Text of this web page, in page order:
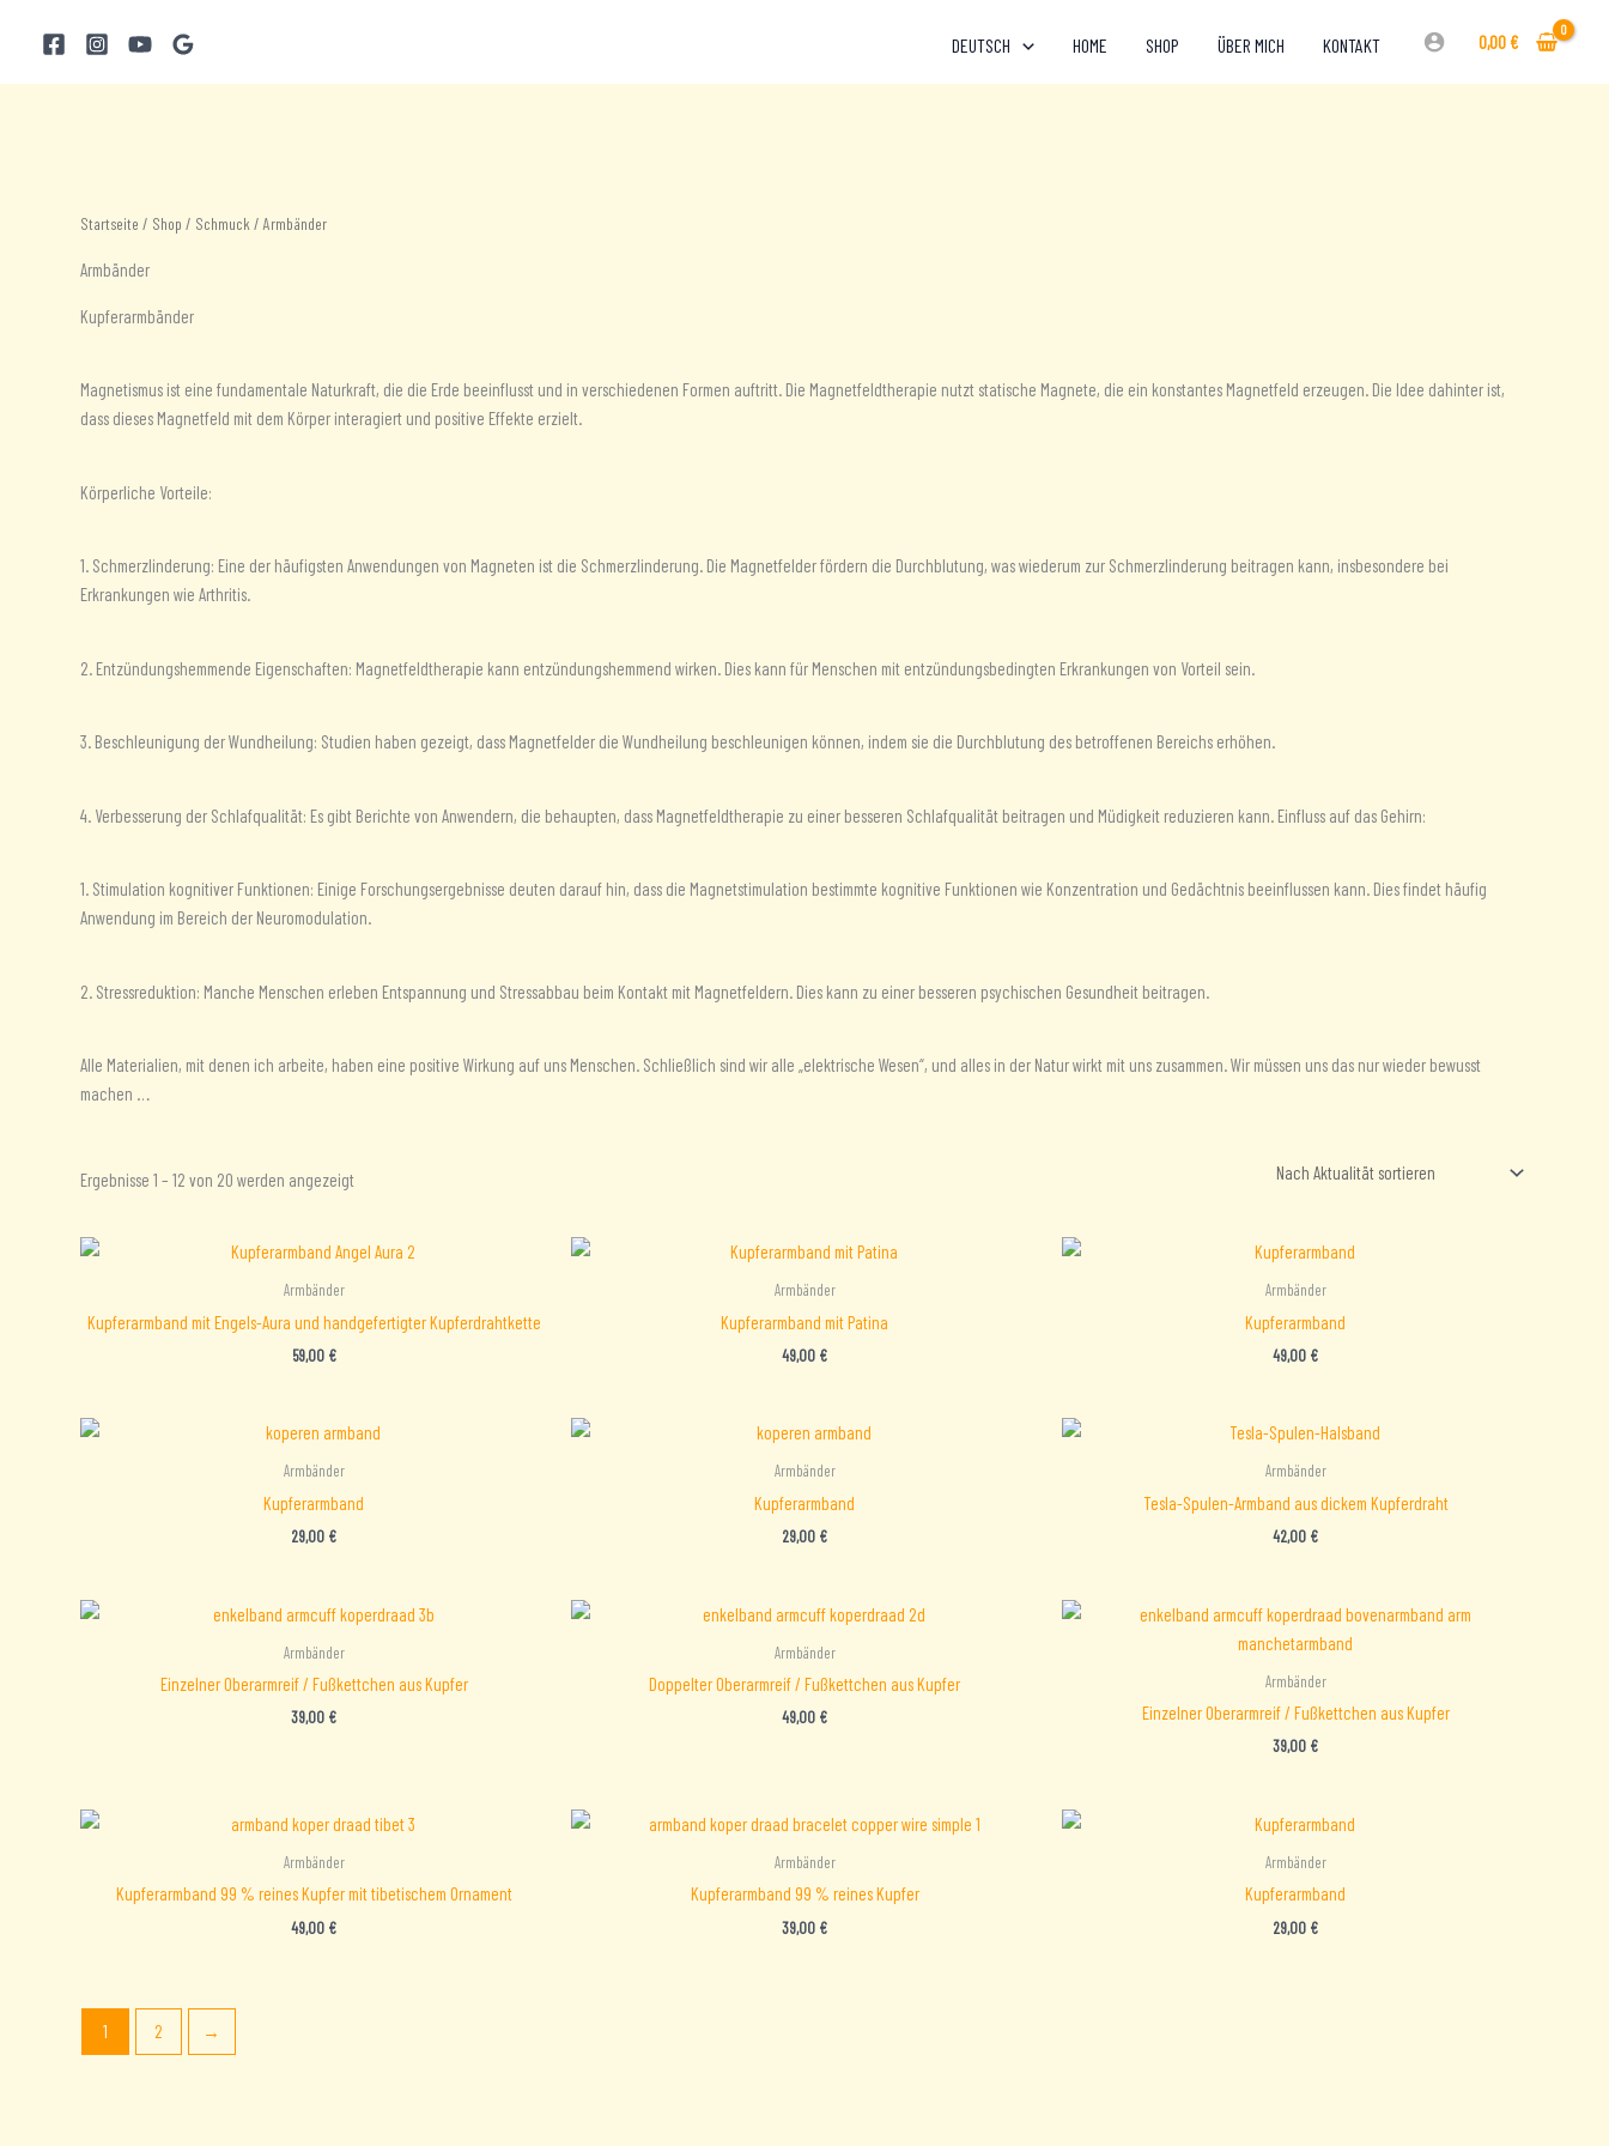
DEUTSCH HOME SHOP ÜBER MICH KONTAKT 0,00 €
Startseite / Shop / Schmuck / Armbänder
Armbänder
Kupferarmbänder
Magnetismus ist eine fundamentale Naturkraft, die die Erde beeinflusst und in verschiedenen Formen auftritt. Die Magnetfeldtherapie nutzt statische Magnete, die ein konstantes Magnetfeld erzeugen. Die Idee dahinter ist,
dass dieses Magnetfeld mit dem Körper interagiert und positive Effekte erzielt.
Körperliche Vorteile:
1. Schmerzlinderung: Eine der häufigsten Anwendungen von Magneten ist die Schmerzlinderung. Die Magnetfelder fördern die Durchblutung, was wiederum zur Schmerzlinderung beitragen kann, insbesondere bei
Erkrankungen wie Arthritis.
2. Entzündungshemmende Eigenschaften: Magnetfeldtherapie kann entzündungshemmend wirken. Dies kann für Menschen mit entzündungsbedingten Erkrankungen von Vorteil sein.
3. Beschleunigung der Wundheilung: Studien haben gezeigt, dass Magnetfelder die Wundheilung beschleunigen können, indem sie die Durchblutung des betroffenen Bereichs erhöhen.
4. Verbesserung der Schlafqualität: Es gibt Berichte von Anwendern, die behaupten, dass Magnetfeldtherapie zu einer besseren Schlafqualität beitragen und Müdigkeit reduzieren kann. Einfluss auf das Gehirn:
1. Stimulation kognitiver Funktionen: Einige Forschungsergebnisse deuten darauf hin, dass die Magnetstimulation bestimmte kognitive Funktionen wie Konzentration und Gedächtnis beeinflussen kann. Dies findet häufig
Anwendung im Bereich der Neuromodulation.
2. Stressreduktion: Manche Menschen erleben Entspannung und Stressabbau beim Kontakt mit Magnetfeldern. Dies kann zu einer besseren psychischen Gesundheit beitragen.
Alle Materialien, mit denen ich arbeite, haben eine positive Wirkung auf uns Menschen. Schließlich sind wir alle „elektrische Wesen“, und alles in der Natur wirkt mit uns zusammen. Wir müssen uns das nur wieder bewusst
machen …
Ergebnisse 1 – 12 von 20 werden angezeigt
Armbänder
Kupferarmband mit Engels-Aura und handgefertigter Kupferdrahtkette
59,00 €
Armbänder
Kupferarmband mit Patina
49,00 €
Armbänder
Kupferarmband
49,00 €
Armbänder
Kupferarmband
29,00 €
Armbänder
Kupferarmband
29,00 €
Armbänder
Tesla-Spulen-Armband aus dickem Kupferdraht
42,00 €
Armbänder
Einzelner Oberarmreif / Fußkettchen aus Kupfer
39,00 €
Armbänder
Doppelter Oberarmreif / Fußkettchen aus Kupfer
49,00 €
Armbänder
Einzelner Oberarmreif / Fußkettchen aus Kupfer
39,00 €
Armbänder
Kupferarmband 99 % reines Kupfer mit tibetischem Ornament
49,00 €
Armbänder
Kupferarmband 99 % reines Kupfer
39,00 €
Armbänder
Kupferarmband
29,00 €
1 2 →